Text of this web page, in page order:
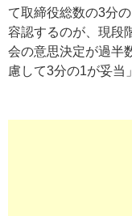
て取締役総数の3分
容認するのが、現段
会の意思決定が過半
慮して3分の1が妥当